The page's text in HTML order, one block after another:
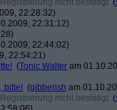
nicht bestätigt (
22:28:32)
22:31:12)
22:44:02)
22:54:21)
(Tonic Walter am
bitte! (gibberish am
nicht bestätigt (